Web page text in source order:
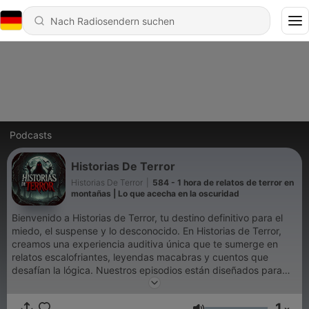
Podcasts
Historias De Terror
Historias De Terror
584 - 1 hora de relatos de terror en
montañas | Lo que acecha en la oscuridad
Bienvenido a Historias de Terror, tu destino definitivo para el
miedo, el suspense y lo desconocido. En Historias de Terror,
creamos una experiencia auditiva única que te sumerge en
relatos escalofriantes, leyendas macabras y cuentos que
desafían la lógica. Nuestros episodios están diseñados para
transportarte a los rincones más oscuros del misterio, haciendo